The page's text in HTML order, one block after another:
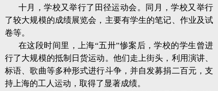
十月，学校又举行了田径运动会。同月，学校又举行
了较大规模的成绩展览会，主要有学生的笔记、作业及试
卷等。
在这段时间里，上海“五卅”惨案后，学校的学生曾进
行了大规模的抵制日货运动。他们走上街头，利用演讲、
标语、歌曲等多种形式进行斗争，并自发募捐二百元，支
持上海的工人运动，取得了显著成绩。